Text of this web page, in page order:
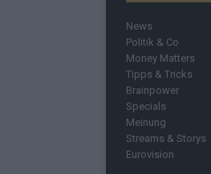
News
Politik & Co
Money Matters
Tipps & Tricks
Brainpower
Specials
Meinung
Streams & Storys
Eurovision